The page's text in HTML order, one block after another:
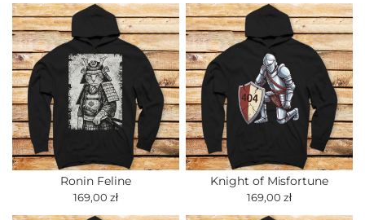
Ronin Feline
169,00 zł
Knight of Misfortune
169,00 zł